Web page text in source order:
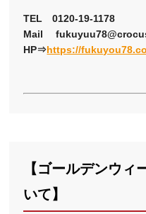
TEL 0120-19-1178
Mail
HP⇒https://
【ゴールデンウィ
いて】